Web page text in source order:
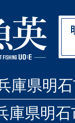
庫県明石
庫県明